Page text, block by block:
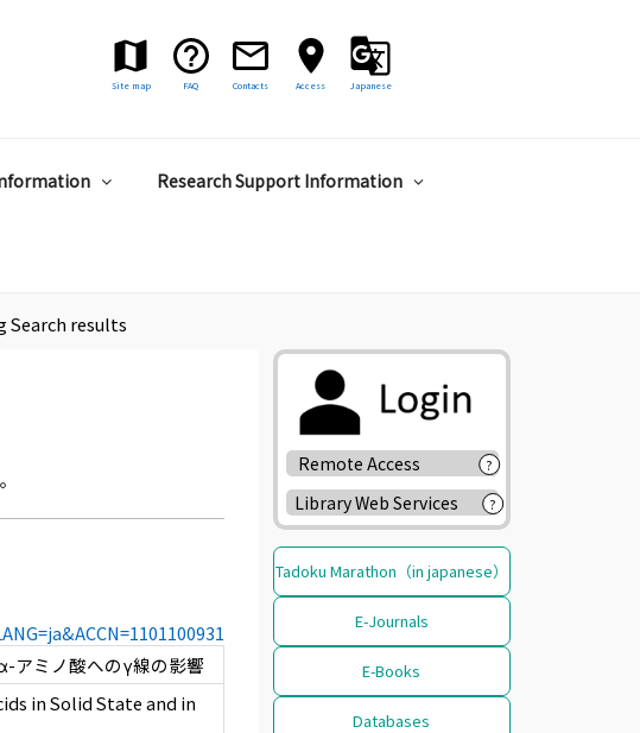
Site map FAQ Contacts Access Japanese
Research Support Information
Search results
アミノ酸へのγ線の影響
in Solid State and in
Remote Access ?
Library Web Services ?
Tadoku Marathon（in japanese）
E-Journals
E-Books
Databases